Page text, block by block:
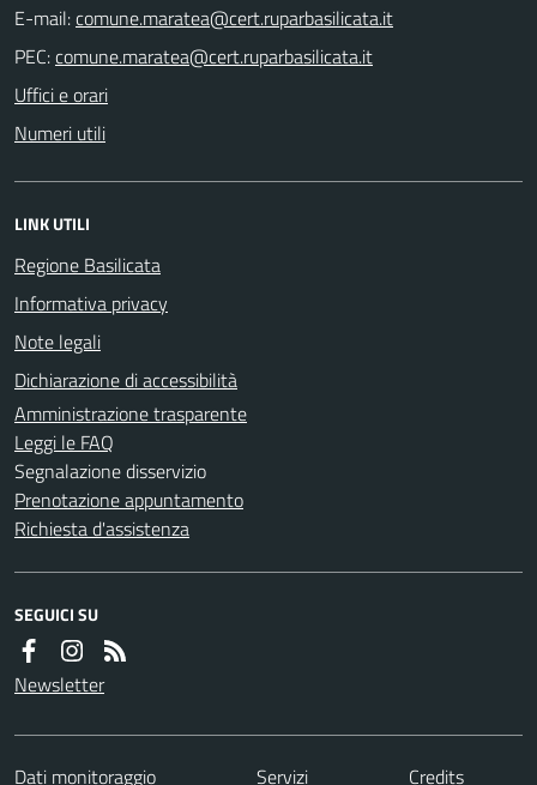
E-mail:
PEC:
Uffici e orari
Numeri utili
LINK UTILI
Regione Basilicata
Informativa privacy
Note legali
Dichiarazione di accessibilità
Amministrazione trasparente
Leggi le FAQ
Segnalazione disservizio
Prenotazione appuntamento
Richiesta d'assistenza
SEGUICI SU
Newsletter
Dati monitoraggio Servizi Credits